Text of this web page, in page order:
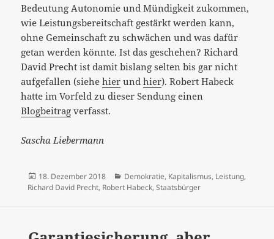
Bedeutung Autonomie und Mündigkeit zukommen,
wie Leistungsbereitschaft gestärkt werden kann,
ohne Gemeinschaft zu schwächen und was dafür
getan werden könnte. Ist das geschehen? Richard
David Precht ist damit bislang selten bis gar nicht
aufgefallen (siehehier undhier). Robert Habeck
hatte im Vorfeld zu dieser Sendung einen
Blogbeitrag verfasst.
Sascha Liebermann
Veröffentlicht
am
18. Dezember 2018 Kategorien
Demokratie, Kapitalismus, Leistung,
Richard David Precht, Robert Habeck, Staatsbürger